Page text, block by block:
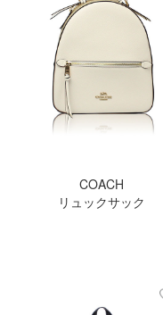
COACH
リュックサック